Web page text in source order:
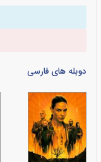
دوبله های فارسی